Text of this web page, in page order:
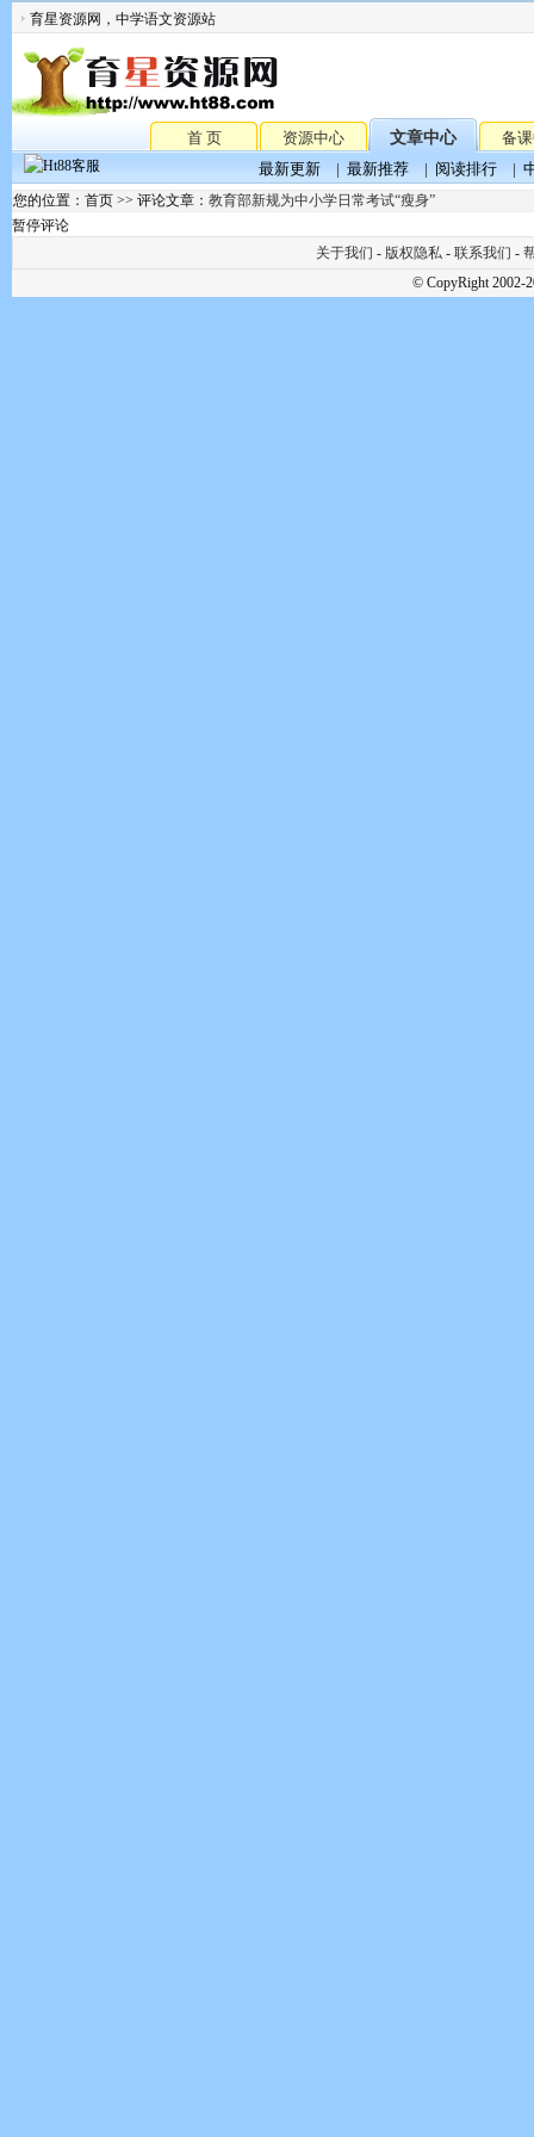
育星资源网，中学语文资源站
首 页 资源中心 文章中心
备
最新更新| 最新推荐| 阅读排行|
您的位置：首页 >> 评论文章： 教育部新规为中小学日常考试“瘦身”
暂停评论
关于我们 - 版权隐私 - 联系我们 -
© CopyRight 2002-